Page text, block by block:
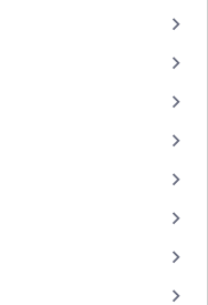
keyboard_arrow_right
keyboard_arrow_right
keyboard_arrow_right
keyboard_arrow_right
keyboard_arrow_right
keyboard_arrow_right
keyboard_arrow_right
keyboard_arrow_right